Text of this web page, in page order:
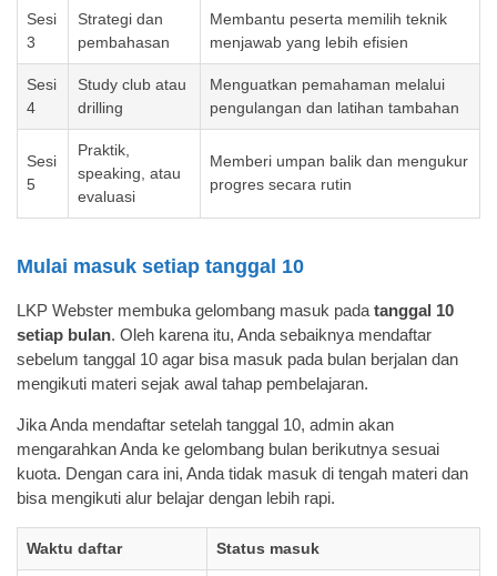
Sesi
3
Strategi dan
pembahasan
Membantu peserta memilih teknik
menjawab yang lebih efisien
Sesi
4
Study club atau
drilling
Menguatkan pemahaman melalui
pengulangan dan latihan tambahan
Sesi
5
Praktik,
speaking, atau
evaluasi
Memberi umpan balik dan mengukur
progres secara rutin
Mulai masuk setiap tanggal 10
LKP Webster membuka gelombang masuk pada tanggal 10
setiap bulan. Oleh karena itu, Anda sebaiknya mendaftar
sebelum tanggal 10 agar bisa masuk pada bulan berjalan dan
mengikuti materi sejak awal tahap pembelajaran.
Jika Anda mendaftar setelah tanggal 10, admin akan
mengarahkan Anda ke gelombang bulan berikutnya sesuai
kuota. Dengan cara ini, Anda tidak masuk di tengah materi dan
bisa mengikuti alur belajar dengan lebih rapi.
Waktu daftar Status masuk